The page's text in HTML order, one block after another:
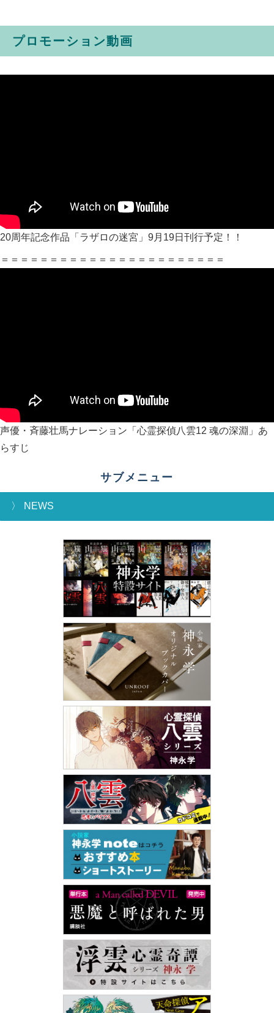
プロモーション動画
20周年記念作品「ラザロの迷宮」9月19日刊行予定！！
＝＝＝＝＝＝＝＝＝＝＝＝＝＝＝＝＝＝＝＝＝＝＝
声優・斉藤壮馬ナレーション「心霊探偵八雲12 魂の深淵」あ
らすじ
サブメニュー
NEWS